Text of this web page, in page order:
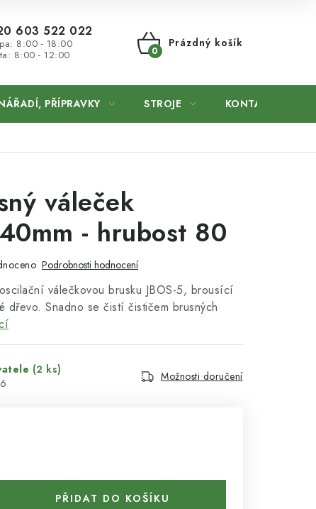
603 522 022
8:00 - 18:00
8:00 - 12:00
NÁKUPNÍ
Prázdný košík
PŘÍPRAVKY STROJE KONTAKTY
váleček
- hrubost 80
Podrobnosti hodnocení
válečkovou brusku JBOS-5, brousící
dřevo. Snadno se čistí čističem brusných
(2 ks)
Možnosti doručení
PŘIDAT DO KOŠÍKU